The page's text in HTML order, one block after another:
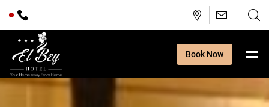
Book Now